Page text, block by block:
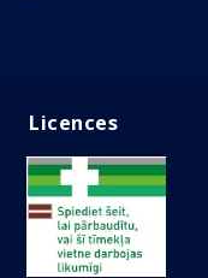
Licences